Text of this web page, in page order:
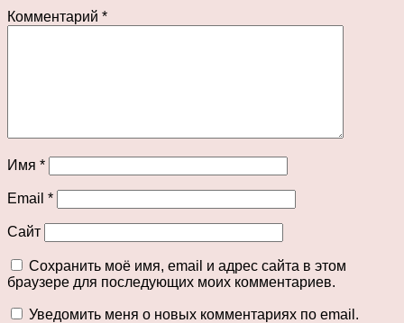
Комментарий *
Имя *
Email *
Сайт
Сохранить моё имя, email и адрес сайта в этом
браузере для последующих моих комментариев.
Уведомить меня о новых комментариях по email.